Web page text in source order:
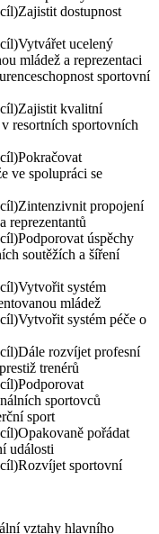
Zajistit dostupnost
Vytvářet ucelený
mládež a reprezentaci
sportovní
Zajistit kvalitní
resortních sportovních
Pokračovat
ve spolupráci se
Zintenzivnit propojení
reprezentantů
Podporovat úspěchy
soutěžích a šíření
Vytvořit systém
mládež
Vytvořit systém péče o
Dále rozvíjet profesní
trenérů
Podporovat
sportovců
sport
Opakovaně pořádat
události
Rozvíjet sportovní
vztahy hlavního